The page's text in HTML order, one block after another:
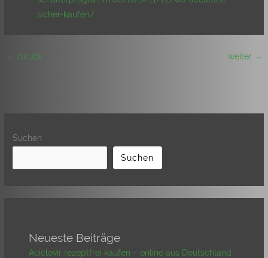
sicher-kaufen/
← zurück weiter →
Suchen
Suchen
Neueste Beiträge
Aciclovir rezeptfrei kaufen – online aus Deutschland